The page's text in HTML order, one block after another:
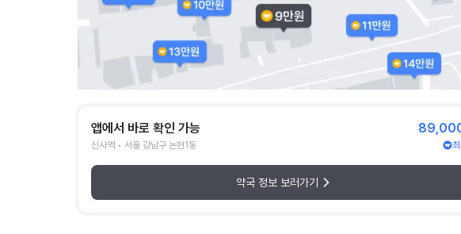
앱에서 바로 확인 가능
신사역 • 서울 강남구 논현1동
약국 정보 보러가기